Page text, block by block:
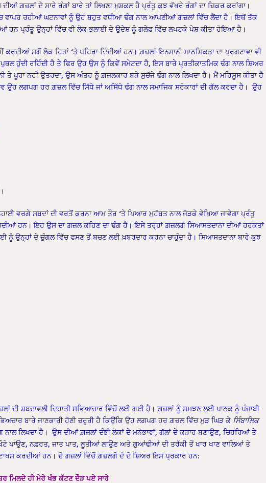
ਗ਼ਜ਼ਲਾਂ ਦੇ ਸਾਰੇ ਰੰਗਾਂ ਬਾਰੇ ਤਾਂ ਲਿਖਣਾ ਮੁਸ਼ਕਲ ਹੈ ਪ੍ਰੰਤੂ ਕੁਝ ਵੱਖਰੇ ਰੰਗਾਂ ਦਾ ਜ਼ਿਕਰ ਕਰਾਂਗਾ।
ਵਾਪਰ ਰਹੀਆਂ ਘਟਨਾਵਾਂ ਨੂੰ ਉਹ ਬਹੁਤ ਵਧੀਆ ਢੰਗ ਨਾਲ ਆਪਣੀਆਂ ਗ਼ਜ਼ਲਾਂ ਵਿੱਚ ਲੈਂਦਾ ਹੈ। ਇਥੋਂ ਤੱਕ
ਹਨ ਪ੍ਰੰਤੂ ਉਨ੍ਹਾਂ ਵਿੱਚ ਵੀ ਲੋਕ ਭਲਾਈ ਦੇ ਉਦੇਸ਼ ਨੂੰ ਗਲੇਫ ਵਿੱਚ ਲਪਟਕੇ ਪੇਸ਼ ਕੀਤਾ ਹੋਇਆ ਹੈ।
ਸਗੋਂ ਲੋਕ ਹਿਤਾਂ ‘ਤੇ ਪਹਿਰਾ ਦਿੰਦੀਆਂ ਹਨ। ਗ਼ਜ਼ਲਾਂ ਇਨਸਾਨੀ ਮਾਨਸਿਕਤਾ ਦਾ ਪ੍ਰਗਟਾਵਾ ਵੀ
ਹੁੰਦੀ ਰਹਿੰਦੀ ਹੈ ਤੇ ਫਿਰ ਉਹ ਉਸ ਨੂੰ ਕਿਵੇਂ ਸਮੇਟਦਾ ਹੈ, ਇਸ ਬਾਰੇ ਪ੍ਰਤੀਕਾਤਮਿਕ ਢੰਗ ਨਾਲ ਸ਼ਿਅਰ
ਤੇ ਪੂਰਾ ਨਹੀਂ ਉਤਰਦਾ, ਉਸ ਅੰਤਰ ਨੂੰ ਗ਼ਜ਼ਲਕਾਰ ਬੜੇ ਸੁਚੱਜੇ ਢੰਗ ਨਾਲ ਲਿਖਦਾ ਹੈ। ਮੈਂ ਮਹਿਸੂਸ ਕੀਤਾ ਹੈ
ਉਹ ਲਗਪਗ ਹਰ ਗ਼ਜ਼ਲ ਵਿੱਚ ਸਿੱਧੇ ਜਾਂ ਅਸਿੱਧੇ ਢੰਗ ਨਾਲ ਸਮਾਜਿਕ ਸਰੋਕਾਰਾਂ ਦੀ ਗੱਲ ਕਰਦਾ ਹੈ। ਉਹ
ਵਰਗੇ ਸ਼ਬਦਾਂ ਦੀ ਵਰਤੋਂ ਕਰਨਾ ਆਮ ਤੌਰ ‘ਤੇ ਪਿਆਰ ਮੁਹੱਬਤ ਨਾਲ ਜੋੜਕੇ ਵੇਖਿਆ ਜਾਵੇਗਾ ਪ੍ਰੰਤੂ
ਹਨ। ਇਹ ਉਸ ਦਾ ਗ਼ਜ਼ਲ ਕਹਿਣ ਦਾ ਢੰਗ ਹੈ। ਇਸੇ ਤਰ੍ਹਾਂ ਗ਼ਜ਼ਲਗ਼ੋ ਸਿਆਸਤਦਾਨਾ ਦੀਆਂ ਹਰਕਤਾਂ
ਨੂੰ ਉਨ੍ਹਾਂ ਦੇ ਚੁੰਗਲ ਵਿੱਚ ਫਸਣ ਤੋਂ ਬਚਣ ਲਈ ਖ਼ਬਰਦਾਰ ਕਰਨਾ ਚਾਹੁੰਦਾ ਹੈ। ਸਿਆਸਤਦਾਨਾ ਬਾਰੇ ਕੁਝ
ਦੀ ਸ਼ਬਦਾਵਲੀ ਦਿਹਾਤੀ ਸਭਿਆਚਾਰ ਵਿੱਚੋਂ ਲਈ ਗਈ ਹੈ। ਗ਼ਜ਼ਲਾਂ ਨੂੰ ਸਮਝਣ ਲਈ ਪਾਠਕ ਨੂੰ ਪੰਜਾਬੀ
ਬਾਰੇ ਜਾਣਕਾਰੀ ਹੋਣੀ ਜ਼ਰੂਰੀ ਹੈ ਕਿਉਂਕਿ ਉਹ ਲਗਪਗ ਹਰ ਗ਼ਜ਼ਲ ਵਿੱਚ ਮੁੜ ਘਿੜ ਕੇ ਸਿੰਬਾਲਿਕ
ਨਾਲ ਲਿਖਦਾ ਹੈ। ਉਸ ਦੀਆਂ ਗ਼ਜ਼ਲਾਂ ਦੰਭੀ ਲੋਕਾਂ ਦੇ ਮਨੋਭਾਵਾਂ, ਗੱਲਾਂ ਦੇ ਕੜਾਹ ਬਣਾਉਣ, ਚਿਹਰਿਆਂ ਤੇ
ਪਾਉਣ, ਨਫ਼ਰਤ, ਜਾਤ ਪਾਤ, ਲੂਤੀਆਂ ਲਾਉਣ ਅਤੇ ਗੁਆਂਢੀਆਂ ਦੀ ਤਰੱਕੀ ਤੋਂ ਖਾਰ ਖਾਣ ਵਾਲਿਆਂ ਤੇ
ਕਰਦੀਆਂ ਹਨ। ਦੋ ਗ਼ਜ਼ਲਾਂ ਵਿੱਚੋਂ ਗ਼ਜ਼ਲਗੋ ਦੇ ਦੋ ਸ਼ਿਅਰ ਇਸ ਪ੍ਰਕਾਰ ਹਨ:
ਮਿਲਦੇ ਹੀ ਮੇਰੇ ਖੰਭ ਕੱਟਣ ਦੌੜ ਪਏ ਸਾਰੇ